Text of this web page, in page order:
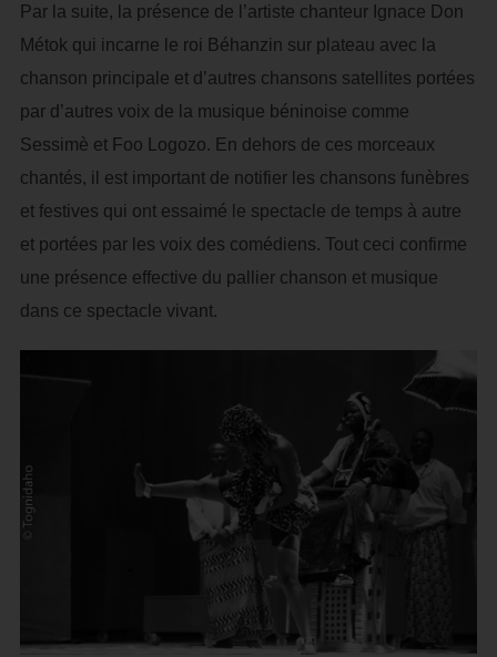
Par la suite, la présence de l’artiste chanteur Ignace Don
Métok qui incarne le roi Béhanzin sur plateau avec la
chanson principale et d’autres chansons satellites portées
par d’autres voix de la musique béninoise comme
Sessimè et Foo Logozo. En dehors de ces morceaux
chantés, il est important de notifier les chansons funèbres
et festives qui ont essaimé le spectacle de temps à autre
et portées par les voix des comédiens. Tout ceci confirme
une présence effective du pallier chanson et musique
dans ce spectacle vivant.